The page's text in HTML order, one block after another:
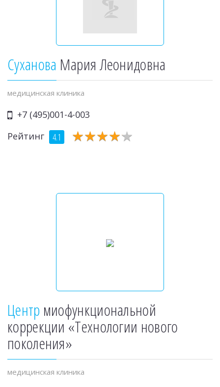
Суханова Мария Леонидовна
медицинская клиника
+7 (495)001-4-003
Рейтинг
4.1 ★★★★★
★★★★★
Центр миофункциональной
коррекции «Технологии нового
поколения»
медицинская клиника